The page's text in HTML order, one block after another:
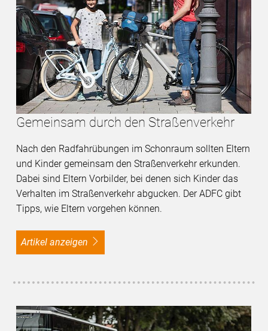
Gemeinsam durch den Straßenverkehr
Nach den Radfahrübungen im Schonraum sollten Eltern
und Kinder gemeinsam den Straßenverkehr erkunden.
Dabei sind Eltern Vorbilder, bei denen sich Kinder das
Verhalten im Straßenverkehr abgucken. Der ADFC gibt
Tipps, wie Eltern vorgehen können.
Artikel anzeigen